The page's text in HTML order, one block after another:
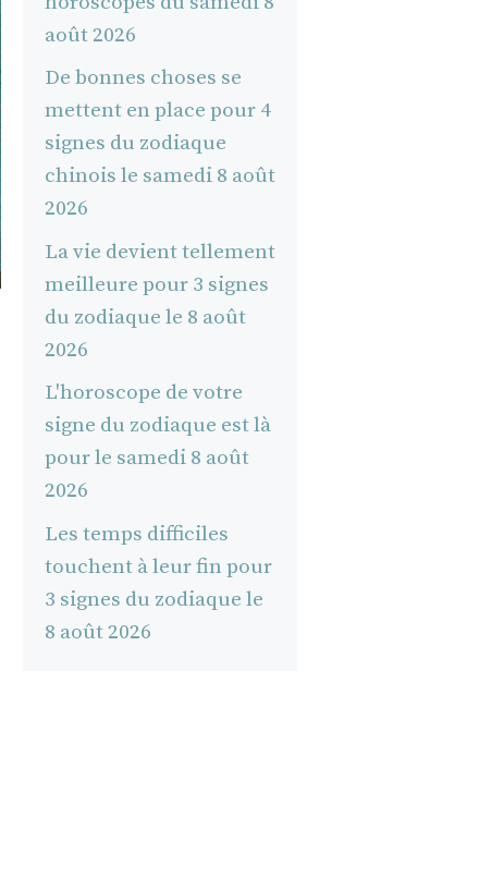
août 2026
De bonnes choses se
mettent en place pour 4
signes du zodiaque
chinois le samedi 8 août
2026
La vie devient tellement
meilleure pour 3 signes
du zodiaque le 8 août
2026
L'horoscope de votre
signe du zodiaque est là
pour le samedi 8 août
2026
Les temps difficiles
touchent à leur fin pour
3 signes du zodiaque le
8 août 2026